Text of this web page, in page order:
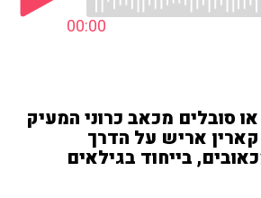
00:00
סובלים מכאב כרוני המעיק
אריש על הדרך
בייחוד בגילאים